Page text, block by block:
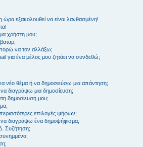
εξακολουθεί να είναι λανθασμένη!
χρήστη μου;
να τον αλλάξω;
για ένα μέλος μου ζητάει να συνδεθώ;
νέο θέμα ή να δημοσιεύσω μια απάντηση;
διαγράψω μια δημοσίευση;
δημοσίευση μου;
επιλογές ψήφων;
διαγράψω ένα δημοψήφισμα;
Συζήτηση;